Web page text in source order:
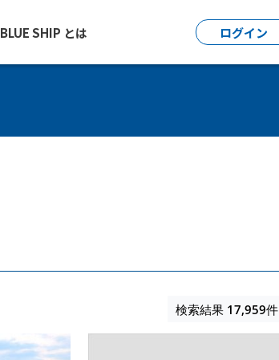
BLUE SHIP とは ログイン
検索結果 17,959件